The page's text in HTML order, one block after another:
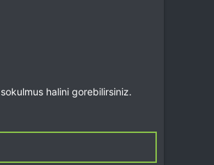
halini gorebilirsiniz.